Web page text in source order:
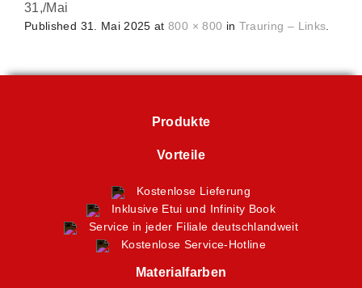
31,/Mai
Published 31. Mai 2025 at800 × 800 in Trauring – Links.
Produkte
Vorteile
Kostenlose Lieferung
Inklusive Etui und Infinity Book
Service in jeder Filiale deutschlandweit
Kostenlose Service-Hotline
Materialfarben